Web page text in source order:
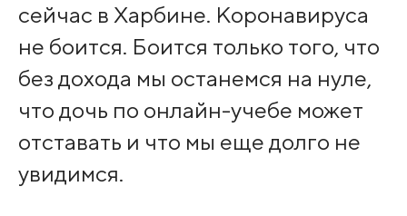
сейчас в Харбине. Коронавируса
не боится. Боится только того, что
без дохода мы останемся на нуле,
что дочь по онлайн-учебе может
отставать и что мы еще долго не
увидимся.